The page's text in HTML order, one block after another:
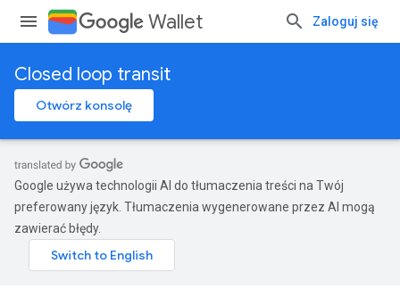
Wallet Zaloguj się
Closed loop transit
Otwórz konsolę
Google używa technologii AI do tłumaczenia treści na Twój
preferowany język. Tłumaczenia wygenerowane przez AI mogą
zawierać błędy.